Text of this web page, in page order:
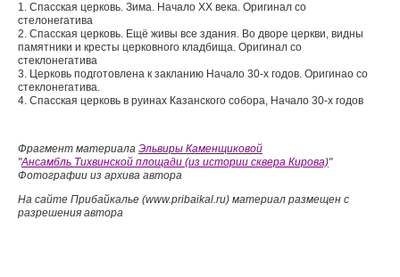
1. Спасская церковь. Зима. Начало ХХ века. Оригинал со
стелонегатива
2. Спасская церковь. Ещё живы все здания. Во дворе церкви, видны
памятники и кресты церковного кладбища. Оригинал со
стеклонегатива
3. Церковь подготовлена к закланию Начало 30-х годов. Оригинао со
стеклонегатива.
4. Спасская церковь в руинах Казанского собора, Начало 30-х годов
Фрагмент материала Эльвиры Каменщиковой
"Ансамбль Тихвинской площади (из истории сквера Кирова)"
Фотографии из архива автора
На сайте Прибайкалье (www.pribaikal.ru) материал размещен с
разрешения автора